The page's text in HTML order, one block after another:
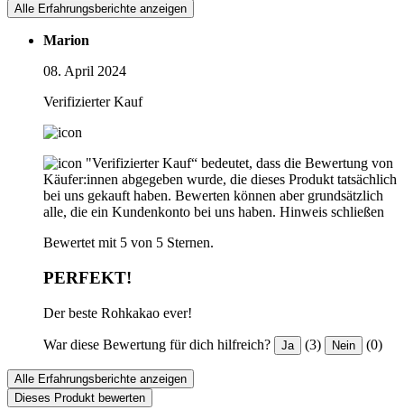
Alle Erfahrungsberichte anzeigen
Marion
08. April 2024
Verifizierter Kauf
"Verifizierter Kauf“ bedeutet, dass die Bewertung von
Käufer:innen abgegeben wurde, die dieses Produkt tatsächlich
bei uns gekauft haben. Bewerten können aber grundsätzlich
alle, die ein Kundenkonto bei uns haben. Hinweis schließen
Bewertet mit 5 von 5 Sternen.
PERFEKT!
Der beste Rohkakao ever!
War diese Bewertung für dich hilfreich? Ja (3) Nein (0)
Alle Erfahrungsberichte anzeigen
Dieses Produkt bewerten